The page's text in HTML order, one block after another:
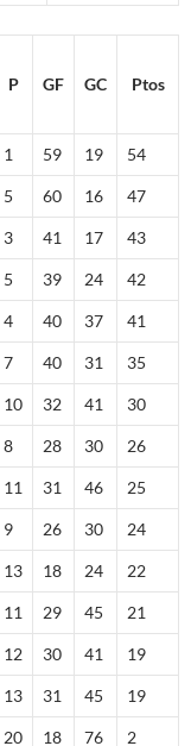
P GF GC Ptos
1 59 19 54
5 60 16 47
3 41 17 43
5 39 24 42
4 40 37 41
7 40 31 35
10 32 41 30
8 28 30 26
11 31 46 25
9 26 30 24
13 18 24 22
11 29 45 21
12 30 41 19
13 31 45 19
20 18 76 2